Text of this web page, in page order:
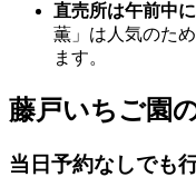
直売所は午前中に
薫」は人気のた
ます。
藤戸いちご園
当日予約なしでも